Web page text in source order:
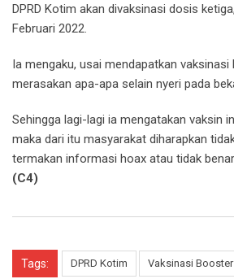
DPRD Kotim akan divaksinasi dosis
Februari 2022.
Ia mengaku, usai mendapatkan
merasakan apa-apa selain nyeri pada
Sehingga lagi-lagi ia mengatakan vaksin
maka dari itu masyarakat diharapkan
termakan informasi hoax atau tidak
(C4)
Tags: DPRD Kotim Vaksinasi Booster